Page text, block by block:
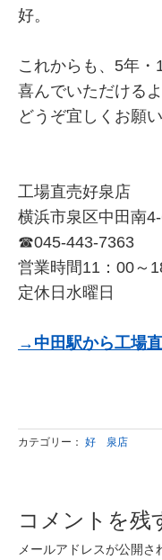
好。
これからも、5年・
喜んでいただける
どうぞ宜しくお願
工場直売好泉店
横浜市泉区中田南
☎045-443-7363
営業時間11：00～
定休日水曜日
→中田駅から工場
カテゴリー： 好 泉店
コメントを残
メールアドレスが公開さ